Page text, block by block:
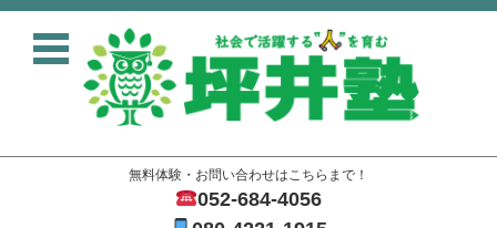
無料体験・お問い合わせはこちらまで！
052-684-4056